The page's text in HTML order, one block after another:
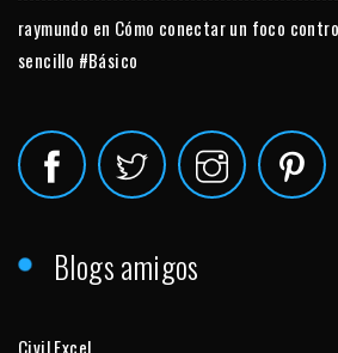
raymundo en Cómo conectar un foco
sencillo #Básico
Blogs amigos
Civil Excel